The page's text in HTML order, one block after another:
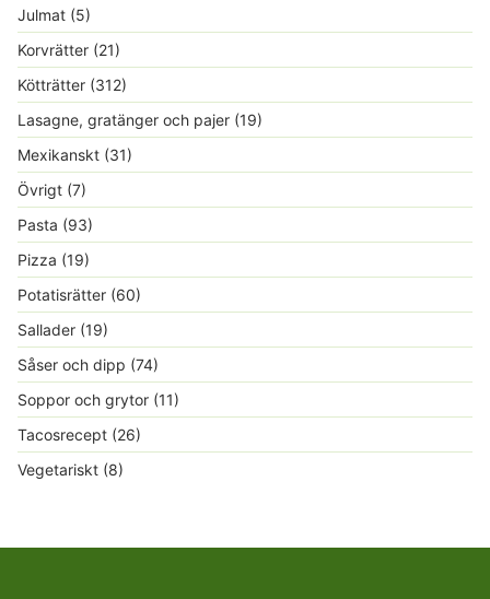
Julmat (5)
Korvrätter (21)
Kötträtter (312)
Lasagne, gratänger och pajer (19)
Mexikanskt (31)
Övrigt (7)
Pasta (93)
Pizza (19)
Potatisrätter (60)
Sallader (19)
Såser och dipp (74)
Soppor och grytor (11)
Tacosrecept (26)
Vegetariskt (8)